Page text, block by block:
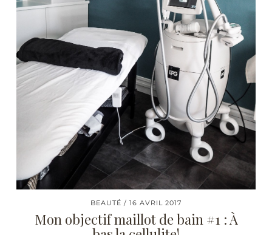
BEAUTÉ 16 AVRIL 2017
Mon objectif maillot de bain #1 : À